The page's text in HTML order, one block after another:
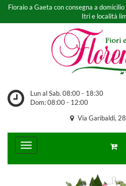
Fioraio a Gaeta con consegna a
Itri e località
Lun al Sab. 08:00 - 18:30
Dom: 08:00 - 12:00
Via Garibaldi,